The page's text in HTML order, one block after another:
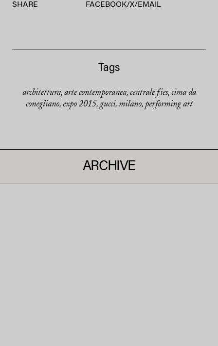
SHARE FACEBOOK/X/ EMAIL
Tags
architettura, arte contemporanea, centrale fies, cima da
conegliano, expo 2015, gucci, milano, performing art
ARCHIVE